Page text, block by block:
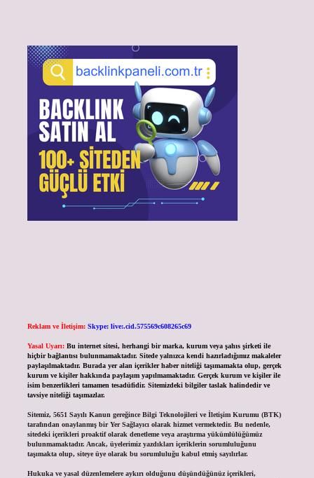
Reklam ve İletişim: Skype: live:.cid.575569c608265c69
Yasal Uyarı: Bu internet sitesi, herhangi bir marka, kurum veya şahıs şirketi ile
hiçbir bağlantısı bulunmamaktadır. Sitede yalnızca kendi hazırladığımız makaleler
paylaşılmaktadır. Burada yer alan içerikler haber niteliği taşımamakta olup, gerçek
kurum ve kişiler hakkında paylaşım yapılmamaktadır. Gerçek kurum ve kişiler ile
isim benzerlikleri tamamen tesadüfidir. Sitemizdeki bilgiler taslak halindedir ve
tavsiye niteliği taşımazlar.
Sitemiz, 5651 Sayılı Kanun gereğince Bilgi Teknolojileri ve İletişim Kurumu (BTK)
tarafından onaylanmış bir Yer Sağlayıcı olarak hizmet vermektedir. Bu nedenle,
sitedeki içerikleri proaktif olarak denetleme veya araştırma yükümlülüğümüz
bulunmamaktadır. Ancak, üyelerimiz yazdıkları içeriklerin sorumluluğunu
taşımakta olup, siteye üye olarak bu sorumluluğu kabul etmiş sayılırlar.
Hukuka ve yasal düzenlemelere aykırı olduğunu düşündüğünüz içerikleri,